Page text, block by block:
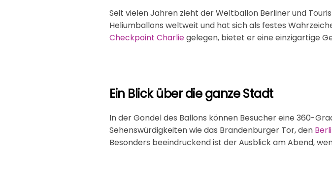
Seit vielen Jahren zieht der Weltballon Berliner und
Heliumballons weltweit und hat sich als festes
Checkpoint Charliegelegen, bietet er eine einzigartige
Ein Blick über die ganze Stadt
In der Gondel des Ballons können Besucher eine 360-
Sehenswürdigkeiten wie das Brandenburger Tor, den
Besonders beeindruckend ist der Ausblick am Abend,